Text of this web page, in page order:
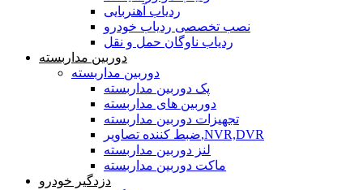
ردیاب آهنربایی
نصب تخصصی ردیاب خودرو
ردیاب ناوگان حمل و نقل
دوربین مداربسته
دوربین مداربسته
پک دوربین مداربسته
دوربین های مداربسته
تجهیزات دوربین مداربسته
ضبط کننده تصاویر,NVR,DVR
لنز دوربین مداربسته
ماکت دوربین مداربسته
دزدگیر خودرو